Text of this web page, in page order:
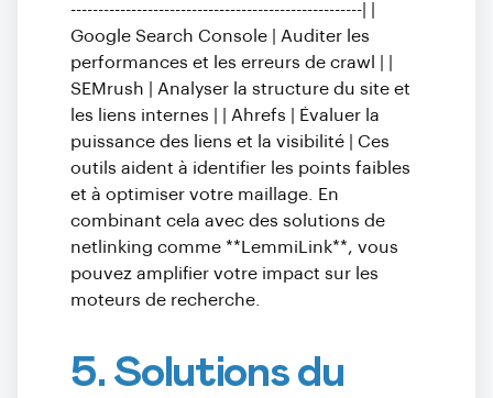
-----------------------------------------------------| |
Google Search Console | Auditer les
performances et les erreurs de crawl | |
SEMrush | Analyser la structure du site et
les liens internes | | Ahrefs | Évaluer la
puissance des liens et la visibilité | Ces
outils aident à identifier les points faibles
et à optimiser votre maillage. En
combinant cela avec des solutions de
netlinking comme **LemmiLink**, vous
pouvez amplifier votre impact sur les
moteurs de recherche.
5. Solutions du